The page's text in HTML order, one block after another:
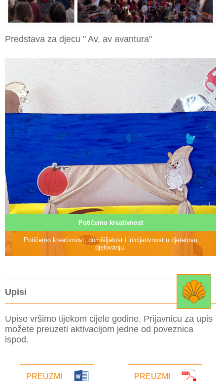
Predstava za djecu " Av, av avantura"
Potičemo kreativnost
Potičemo kreativnost, domišljatost i inicijativnost u djetetovu
djelovanju.
Upisi
Upise vršimo tijekom cijele godine. Prijavnicu za upis
možete preuzeti aktivacijom jedne od poveznica
ispod.
PREUZMI PREUZMI